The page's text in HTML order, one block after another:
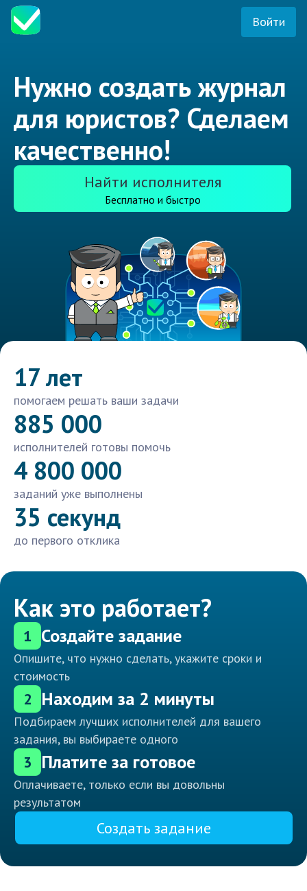
Войти
Нужно создать журнал
для юристов? Сделаем
качественно!
Найти исполнителя
Бесплатно и быстро
17 лет
помогаем решать ваши задачи
885 000
исполнителей готовы помочь
4 800 000
заданий уже выполнены
35 секунд
до первого отклика
Как это работает?
1 Создайте задание
Опишите, что нужно сделать, укажите сроки и
стоимость
2 Находим за 2 минуты
Подбираем лучших исполнителей для вашего
задания, вы выбираете одного
3 Платите за готовое
Оплачиваете, только если вы довольны
результатом
Создать задание